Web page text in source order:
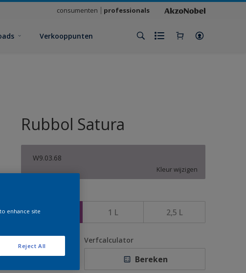
consumenten professionals
Verkooppunten
Rubbol Satura
W9.03.68
Kleur wijzigen
500 ML 1 L 2,5 L
Verfcalculator
Bereken
enhance site
Reject All